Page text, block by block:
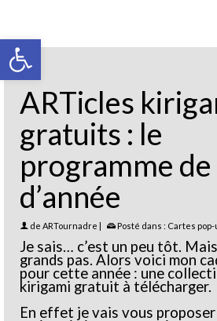
Ouvrir la barre d’outils
ARTicles
gratuits : le
programme
d’année
de ARTournadre | Posté dans : Cartes pop-
Je sais… c’est un peu tôt.
grands pas. Alors voici mon
pour cette année : une
kirigami gratuit à télécharger.
En effet je vais vous